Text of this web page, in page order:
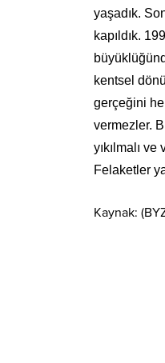
yaşadık.
kapıldık.
kentsel
gerçeğini
vermezler.
yıkılmalı
Felaketler
Kaynak: